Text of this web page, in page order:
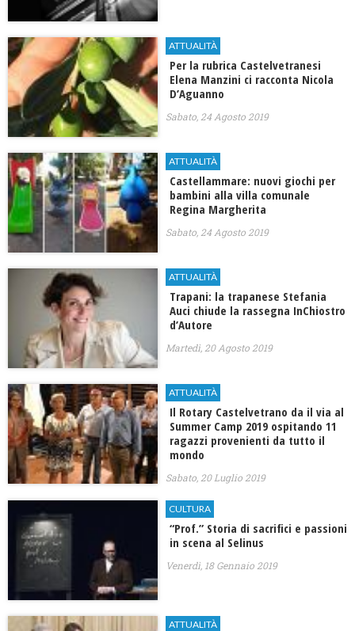
ATTUALITÀ
Per la rubrica Castelvetranesi
Elena Manzini ci racconta Nicola
D’Aguanno
Sabato, 24 Agosto 2019
ATTUALITÀ
Castellammare: nuovi giochi per
bambini alla villa comunale
Regina Margherita
Sabato, 24 Agosto 2019
ATTUALITÀ
Trapani: la trapanese Stefania
Auci chiude la rassegna InChiostro
d’Autore
Martedì, 20 Agosto 2019
ATTUALITÀ
Il Rotary Castelvetrano da il via al
Summer Camp 2019 ospitando 11
ragazzi provenienti da tutto il
mondo
Sabato, 20 Luglio 2019
CULTURA
“Prof.” Storia di sacrifici e passioni
in scena al Selinus
Venerdì, 18 Gennaio 2019
ATTUALITÀ